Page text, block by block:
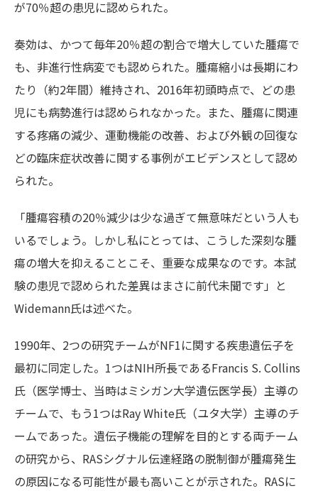
が70％超の患児に認められた。
奏効は、かつて毎年20％超の割合で増大していた腫瘍で
も、非進行性病変でも認められた。腫瘍縮小は長期にわ
たり（約2年間）維持され、2016年初頭時点で、どの患
児にも病勢進行は認められなかった。また、腫瘍に関連
する疼痛の減少、運動機能の改善、および外観の回復な
どの臨床症状改善に関する事例がエビデンスとして認め
られた。
「腫瘍容積の20％減少は少な過ぎて無意味だという人も
いるでしょう。しかし私にとっては、こうした深刻な腫
瘍の増大を抑えることこそ、重要な成果なのです。本試
験の患児で認められた差異はまさに前代未聞です」と
Widemann氏は述べた。
1990年、2つの研究チームがNF1に関する疾患遺伝子を
最初に同定した。1つはNIH所長であるFrancis S. Collins
氏（医学博士、当時はミシガン大学遺伝医学長）主導の
チームで、もう1つはRay White氏（ユタ大学）主導のチ
ームであった。遺伝子機能の理解を目的とする両チーム
の研究から、RASシグナル伝達経路の脱制御が腫瘍発生
の原因になる可能性が最も高いことが示された。RASに